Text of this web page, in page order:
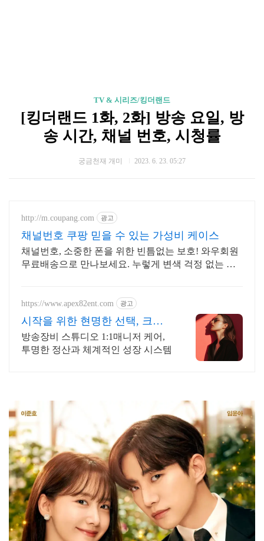
TV & 시리즈/킹더랜드
[킹더랜드 1화, 2화] 방송 요일, 방
송 시간, 채널 번호, 시청률
궁금천재 개미 2023. 6. 23. 05:27
http://m.coupang.com 광고
채널번호 쿠팡 믿을 수 있는 가성비 케이스
채널번호, 소중한 폰을 위한 빈틈없는 보호! 와우회원
무료배송으로 만나보세요. 누렇게 변색 걱정 없는 휴
https://www.apex82ent.com 광고
시작을 위한 현명한 선택, 크리
에이터, BJ 상시 모집
방송장비 스튜디오 1:1매니저 케어,
투명한 정산과 체계적인 성장 시스템